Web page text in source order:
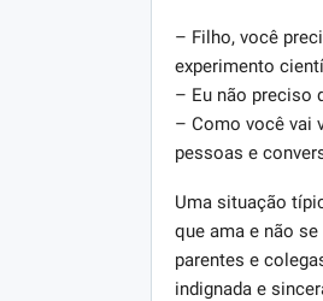
– Filho, você
experimento
– Eu não preciso
– Como você vai
pessoas e
Uma situação
que ama e não
parentes e
indignada e